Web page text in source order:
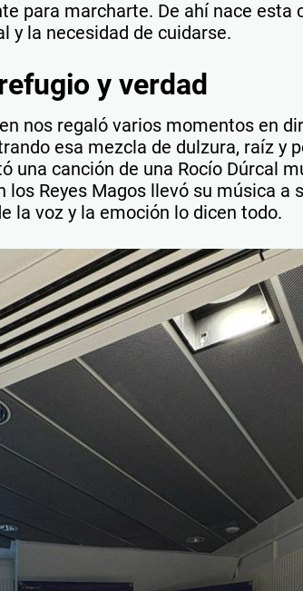
para marcharte. De ahí nace esta
y la necesidad de cuidarse.
y verdad
nos regaló varios momentos en
esa mezcla de dulzura, raíz y
una canción de una Rocío Dúrcal
los Reyes Magos llevó su música a
la voz y la emoción lo dicen todo.